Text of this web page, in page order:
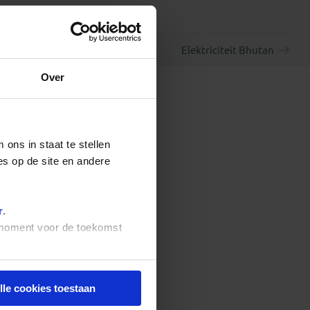
Over
ons in staat te stellen
op de site en andere
.
voor de toekomst
cookies toestaan
Elektriciteit Bhutan